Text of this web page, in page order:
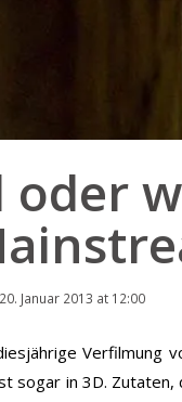
oder
Januar 2013 at 12:00
Verfilmung
sogar in 3D.